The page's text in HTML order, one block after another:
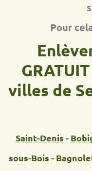
Pour
villes de
Saint-Denis -
sous-Bois -